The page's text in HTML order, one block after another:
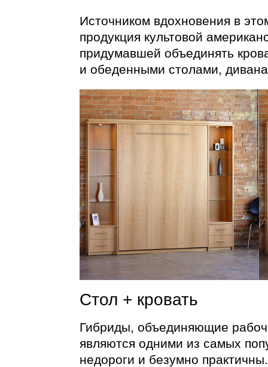
Источником вдохновения в
продукция культовой
придумавшей объединять
и обеденными столами,
Стол + кровать
Гибриды, объединяющие
являются одними из самых
недороги и безумно